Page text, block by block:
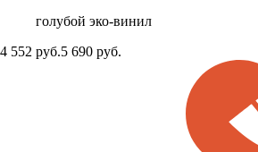
голубой эко-винил
4 552 руб.5 690 руб.